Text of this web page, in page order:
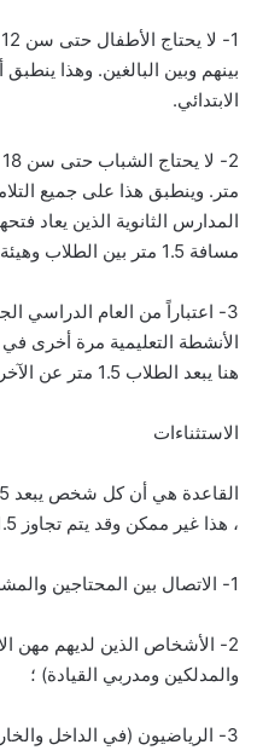
بينهم وبين البالغين. وهذا
الابتدائي.
متر. وينطبق هذا على جميع
المدارس الثانوية الذين يعاد
مسافة 1.5 متر بين الطلاب وهيئة التدريس لا تزال سارية.
3- اعتباراً من العام الدراسي
هنا يبعد الطلاب 1.5 متر عن الآخرين.
الاستثناءات
، هذا غير ممكن وقد يتم تجاوز 1.5 متر مؤقتاً . حول:
1- الاتصال بين المحتاجين والمشرفين عليهم ؛
2- الأشخاص الذين لديهم مهن
والمدلكين ومدربي القيادة) ؛
3- الرياضيون (في الداخل والخارج) والممثلون والراقصون.